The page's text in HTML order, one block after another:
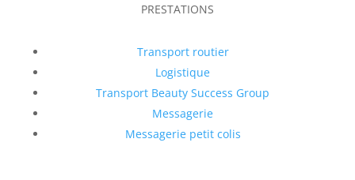
PRESTATIONS
Transport routier
Logistique
Transport Beauty Success Group
Messagerie
Messagerie petit colis